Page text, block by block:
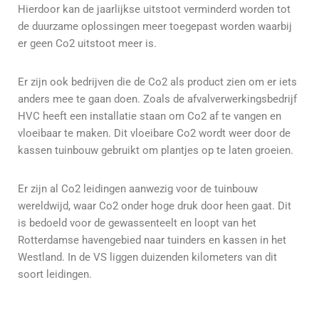
Hierdoor kan de jaarlijkse uitstoot verminderd worden tot
de duurzame oplossingen meer toegepast worden waarbij
er geen Co2 uitstoot meer is.
Er zijn ook bedrijven die de Co2 als product zien om er iets
anders mee te gaan doen. Zoals de afvalverwerkingsbedrijf
HVC heeft een installatie staan om Co2 af te vangen en
vloeibaar te maken. Dit vloeibare Co2 wordt weer door de
kassen tuinbouw gebruikt om plantjes op te laten groeien.
Er zijn al Co2 leidingen aanwezig voor de tuinbouw
wereldwijd, waar Co2 onder hoge druk door heen gaat. Dit
is bedoeld voor de gewassenteelt en loopt van het
Rotterdamse havengebied naar tuinders en kassen in het
Westland. In de VS liggen duizenden kilometers van dit
soort leidingen.